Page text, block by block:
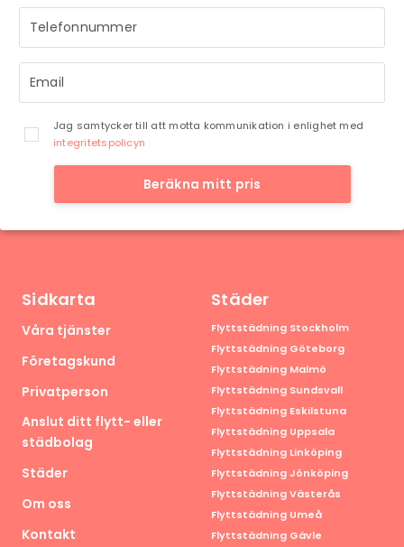
Jag samtycker till att motta kommunikation i enlighet med
integritetspolicyn
Beräkna mitt pris
Sidkarta
Våra tjänster
Företagskund
Privatperson
Anslut ditt flytt- eller
städbolag
Städer
Om oss
Kontakt
Städer
Flyttstädning Stockholm
Flyttstädning Göteborg
Flyttstädning Malmö
Flyttstädning Sundsvall
Flyttstädning Eskilstuna
Flyttstädning Uppsala
Flyttstädning Linköping
Flyttstädning Jönköping
Flyttstädning Västerås
Flyttstädning Umeå
Flyttstädning Gävle